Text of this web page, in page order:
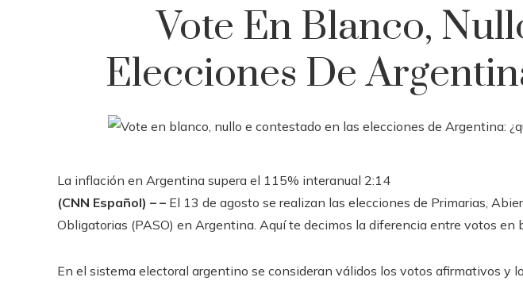
Vote En Blanco,
Elecciones De
La inflación en Argentina supera el 115% interanual 2:14
(CNN Español) – – El 13 de agosto se realizan las elecciones de Primarias,
Obligatorias (PASO) en Argentina. Aquí te decimos la diferencia entre votos en
En el sistema electoral argentino se consideran válidos los votos afirmativos y